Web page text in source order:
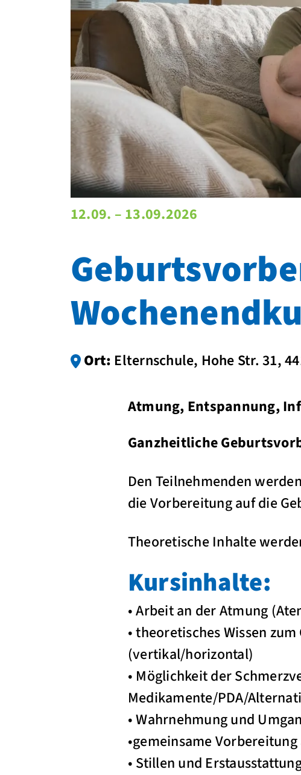
12.09. – 13.09.2026
Ort: Elternschule, Hohe Str. 31,
Atmung, Entspannung,
Ganzheitliche
Den Teilnehmenden
die Vorbereitung auf die
Theoretische Inhalte
Kursinhalte:
• Arbeit an der Atmung
• theoretisches Wissen
(vertikal/horizontal)
• Möglichkeit der
Medikamente/PDA/
• Wahrnehmung und
•gemeinsame
• Stillen und